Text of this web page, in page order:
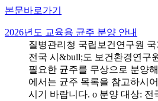
본문바로가기
2026년도 교육용 균주 분양 안내
질병관리청 국립보건연구원
전국 시&bull;도 보건환경연구
필요한 균주를 무상으로 분양
에서는 균주 목록을 참고하시
시기 바랍니다. o 분양 대상: 전